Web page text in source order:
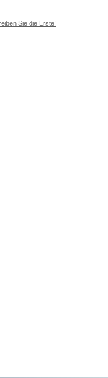
Sie die Erste!